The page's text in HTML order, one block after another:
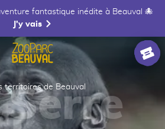
fantastique inédite à Beauval 🐙
J'y vais
territoires de Beauval